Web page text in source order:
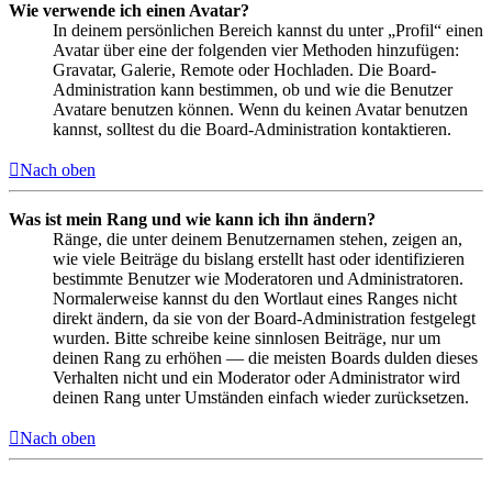
Wie verwende ich einen Avatar?
In deinem persönlichen Bereich kannst du unter „Profil“ einen
Avatar über eine der folgenden vier Methoden hinzufügen:
Gravatar, Galerie, Remote oder Hochladen. Die Board-
Administration kann bestimmen, ob und wie die Benutzer
Avatare benutzen können. Wenn du keinen Avatar benutzen
kannst, solltest du die Board-Administration kontaktieren.
Nach oben
Was ist mein Rang und wie kann ich ihn ändern?
Ränge, die unter deinem Benutzernamen stehen, zeigen an,
wie viele Beiträge du bislang erstellt hast oder identifizieren
bestimmte Benutzer wie Moderatoren und Administratoren.
Normalerweise kannst du den Wortlaut eines Ranges nicht
direkt ändern, da sie von der Board-Administration festgelegt
wurden. Bitte schreibe keine sinnlosen Beiträge, nur um
deinen Rang zu erhöhen — die meisten Boards dulden dieses
Verhalten nicht und ein Moderator oder Administrator wird
deinen Rang unter Umständen einfach wieder zurücksetzen.
Nach oben